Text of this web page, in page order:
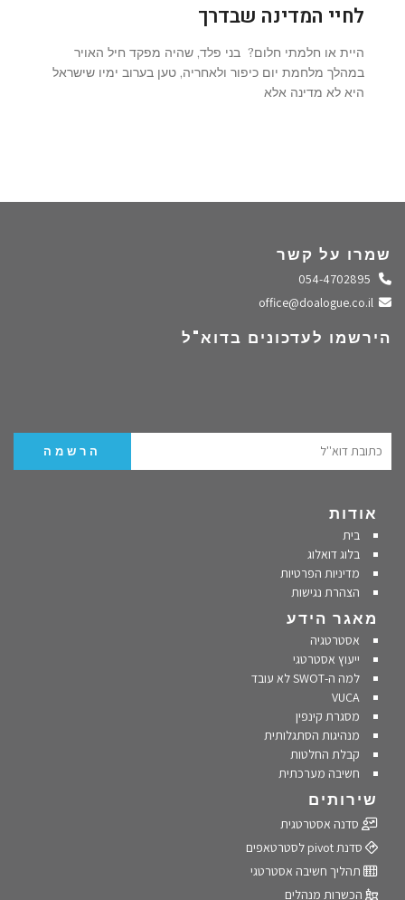
לחיי המדינה שבדרך
היית או חלמתי חלום? בני פלד, שהיה מפקד חיל האויר
במהלך מלחמת יום כיפור ולאחריה, טען בערוב ימיו שישראל
היא לא מדינה אלא
שמרו על קשר
התקשרו אלינו
שלחו מייל
הירשמו לעדכונים בדוא"ל
אודות
בית
בלוג דואלוג
מדיניות הפרטיות
הצהרת נגישות
מאגר הידע
אסטרטגיה
ייעוץ אסטרטגי
למה ה-SWOT לא עובד
VUCA
מסגרת קינפין
מנהיגות הסתגלותית
קבלת החלטות
חשיבה מערכתית
שירותים
סדנה אסטרטגית
סדנת pivot לסטרטאפים
תהליך חשיבה אסטרטגי
הכשרות מנהלים